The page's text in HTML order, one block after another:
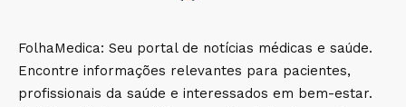
FolhaMedica: Seu portal de notícias médicas e saúde.
Encontre informações relevantes para pacientes,
profissionais da saúde e interessados em bem-estar.